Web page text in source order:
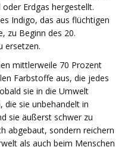
Erdgas hergestellt.
Indigo, das aus flüchtigen
zu Beginn des 20.
ersetzen.
mittlerweile 70 Prozent
Farbstoffe aus, die jedes
sie in die Umwelt
die sie unbehandelt in
sie äußerst schwer zu
abgebaut, sondern reichern
als auch beim Menschen